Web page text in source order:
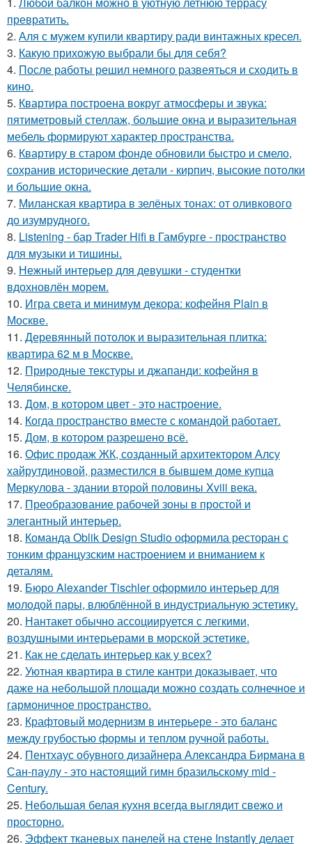
превратить.
2. Аля с мужем купили квартиру ради винтажных кресел.
3. Какую прихожую выбрали бы для себя?
4. После работы решил немного развеяться и сходить в
кино.
5. Квартира построена вокруг атмосферы и звука:
пятиметровый стеллаж, большие окна и выразительная
мебель формируют характер пространства.
6. Квартиру в старом фонде обновили быстро и смело,
сохранив исторические детали - кирпич, высокие потолки
и большие окна.
7. Миланская квартира в зелёных тонах: от оливкового
до изумрудного.
8. Listening - бар Trader Hifi в Гамбурге - пространство
для музыки и тишины.
9. Нежный интерьер для девушки - студентки
вдохновлён морем.
10. Игра света и минимум декора: кофейня Plain в
Москве.
11. Деревянный потолок и выразительная плитка:
квартира 62 м в Москве.
12. Природные текстуры и джапанди: кофейня в
Челябинске.
13. Дом, в котором цвет - это настроение.
14. Когда пространство вместе с командой работает.
15. Дом, в котором разрешено всё.
16. Офис продаж ЖК, созданный архитектором Алсу
хайрутдиновой, разместился в бывшем доме купца
Меркулова - здании второй половины Xviii века.
17. Преобразование рабочей зоны в простой и
элегантный интерьер.
18. Команда Oblik Design Studio оформила ресторан с
тонким французским настроением и вниманием к
деталям.
19. Бюро Alexander Tischler оформило интерьер для
молодой пары, влюблённой в индустриальную эстетику.
20. Нантакет обычно ассоциируется с легкими,
воздушными интерьерами в морской эстетике.
21. Как не сделать интерьер как у всех?
22. Уютная квартира в стиле кантри доказывает, что
даже на небольшой площади можно создать солнечное и
гармоничное пространство.
23. Крафтовый модернизм в интерьере - это баланс
между грубостью формы и теплом ручной работы.
24. Пентхаус обувного дизайнера Александра Бирмана в
Сан-паулу - это настоящий гимн бразильскому mid -
Century.
25. Небольшая белая кухня всегда выглядит свежо и
просторно.
26. Эффект тканевых панелей на стене Instantly делает